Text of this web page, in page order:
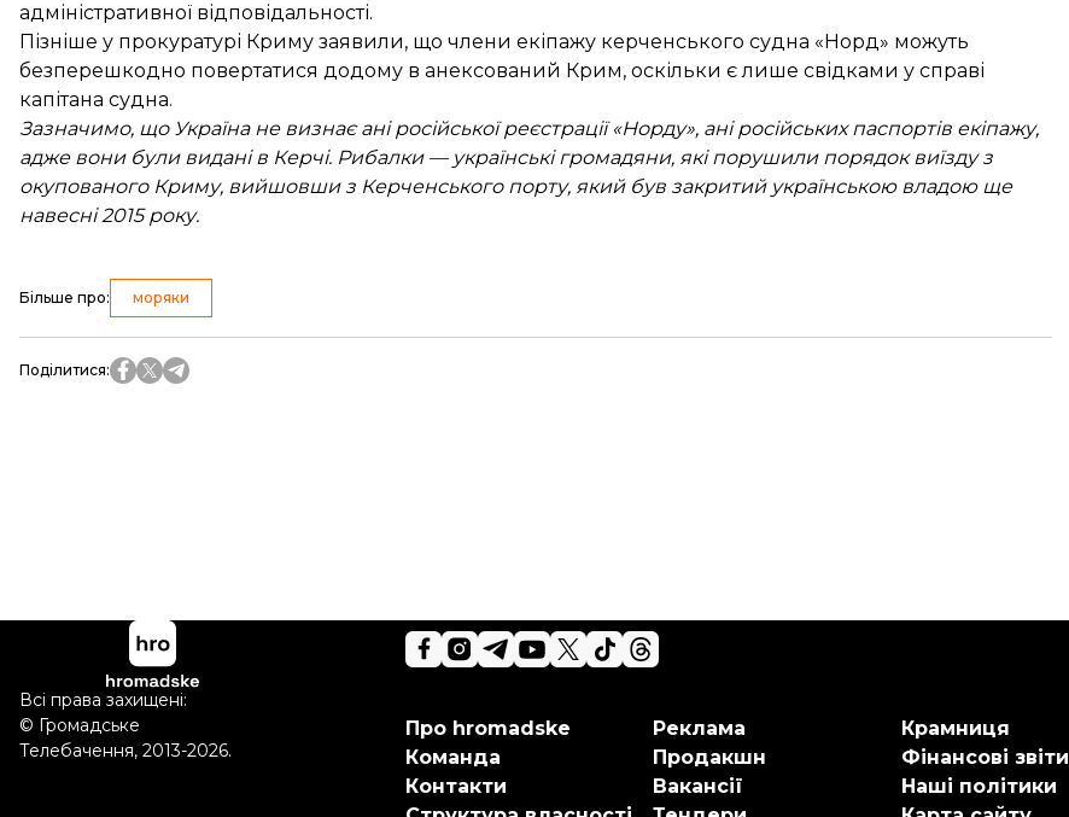
адміністративної відповідальності.
Пізніше у прокуратурі Криму заявили, що члени екіпажу керченського судна «Норд» можуть
безперешкодно повертатися додому в анексований Крим, оскільки є лише свідками у справі
капітана судна.
Зазначимо, що Україна не визнає ані російської реєстрації «Норду», ані російських паспортів екіпажу,
адже вони були видані в Керчі. Рибалки — українські громадяни, які порушили порядок виїзду з
окупованого Криму, вийшовши з Керченського порту, який був закритий українською владою ще
навесні 2015 року.
Більше про: моряки
Поділитися:
Про hromadske
Команда
Контакти
Реклама
Продакшн
Вакансії
Крамниця
Фінансові звіти
Наші політики
Всі права захищені:
© Громадське
Телебачення, 2013-2026.